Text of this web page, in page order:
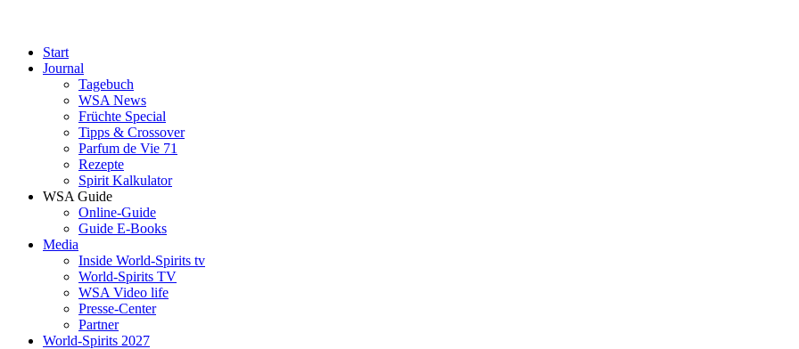
Start
Journal
Tagebuch
WSA News
Früchte Special
Tipps & Crossover
Parfum de Vie 71
Rezepte
Spirit Kalkulator
WSA Guide
Online-Guide
Guide E-Books
Media
Inside World-Spirits tv
World-Spirits TV
WSA Video life
Presse-Center
Partner
World-Spirits 2027